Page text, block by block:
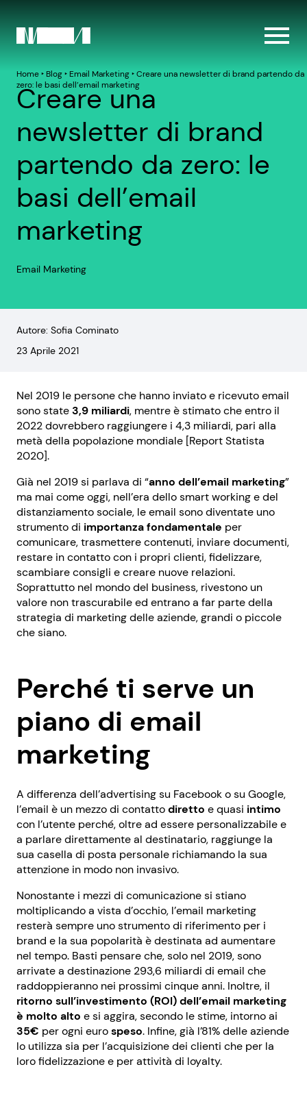
Home‣ Blog‣ Email Marketing‣Creare una newsletter di brand partendo da
zero: le basi dell’email marketing
Creare una
newsletter di brand
partendo da zero: le
basi dell’email
marketing
Email Marketing
Autore: Sofia Cominato
23 Aprile 2021
Nel 2019 le persone che hanno inviato e ricevuto email
sono state3,9 miliardi, mentre è stimato che entro il
2022 dovrebbero raggiungere i 4,3 miliardi, pari alla
metà della popolazione mondiale [Report Statista
2020].
Già nel 2019 si parlava di “anno dell’email marketing”
ma mai come oggi, nell’era dello smart working e del
distanziamento sociale, le email sono diventate uno
strumento di importanza fondamentale per
comunicare, trasmettere contenuti, inviare documenti,
restare in contatto con i propri clienti, fidelizzare,
scambiare consigli e creare nuove relazioni.
Soprattutto nel mondo del business, rivestono un
valore non trascurabile ed entrano a far parte della
strategia di marketing delle aziende, grandi o piccole
che siano.
Perché ti serve un
piano di email
marketing
A differenza dell’advertising su Facebook o su Google,
l’email è un mezzo di contattodiretto e quasi intimo
con l’utente perché, oltre ad essere personalizzabile e
a parlare direttamente al destinatario, raggiunge la
sua casella di posta personale richiamando la sua
attenzione in modo non invasivo.
Nonostante i mezzi di comunicazione si stiano
moltiplicando a vista d’occhio, l’email marketing
resterà sempre uno strumento di riferimento per i
brand e la sua popolarità è destinata ad aumentare
nel tempo. Basti pensare che, solo nel 2019, sono
arrivate a destinazione 293,6 miliardi di email che
raddoppieranno nei prossimi cinque anni. Inoltre, il
ritorno sull’investimento (ROI) dell’email marketing
è molto alto e si aggira, secondo le stime, intorno ai
35€ per ogni eurospeso. Infine, già l’81% delle aziende
lo utilizza sia per l’acquisizione dei clienti che per la
loro fidelizzazione e per attività di loyalty.